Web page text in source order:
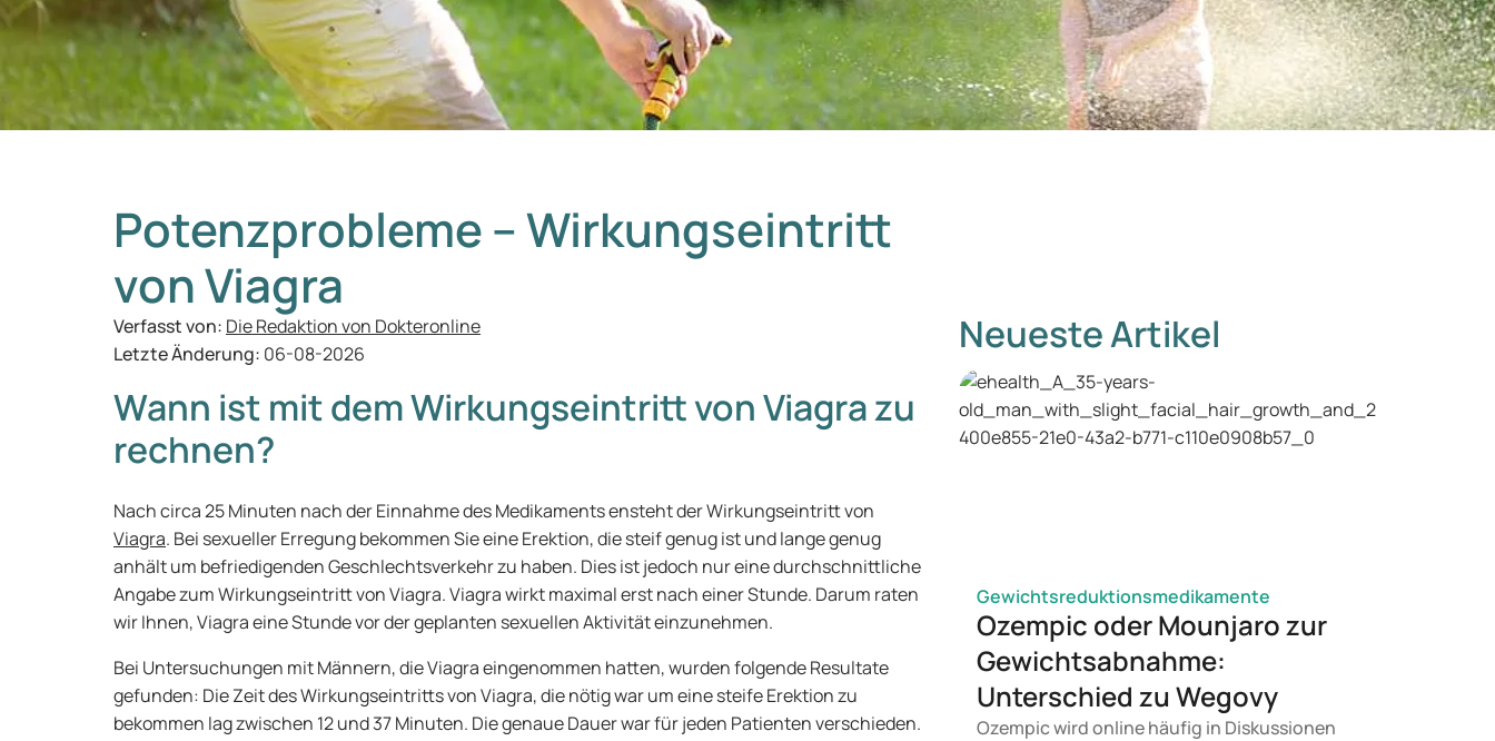
Potenzprobleme – Wirkungseintritt
von Viagra
Verfasst von: Die Redaktion von Dokteronline
Letzte Änderung: 06-08-2026
Wann ist mit dem Wirkungseintritt von Viagra zu
rechnen?
Nach circa 25 Minuten nach der Einnahme des Medikaments ensteht der Wirkungseintritt von
Viagra. Bei sexueller Erregung bekommen Sie eine Erektion, die steif genug ist und lange genug
anhält um befriedigenden Geschlechtsverkehr zu haben. Dies ist jedoch nur eine durchschnittliche
Angabe zum Wirkungseintritt von Viagra. Viagra wirkt maximal erst nach einer Stunde. Darum raten
wir Ihnen, Viagra eine Stunde vor der geplanten sexuellen Aktivität einzunehmen.
Bei Untersuchungen mit Männern, die Viagra eingenommen hatten, wurden folgende Resultate
gefunden: Die Zeit des Wirkungseintritts von Viagra, die nötig war um eine steife Erektion zu
bekommen lag zwischen 12 und 37 Minuten. Die genaue Dauer war für jeden Patienten verschieden.
Neueste Artikel
Gewichtsreduktionsmedikamente
Ozempic oder Mounjaro zur
Gewichtsabnahme:
Unterschied zu Wegovy
Ozempic wird online häufig in Diskussionen